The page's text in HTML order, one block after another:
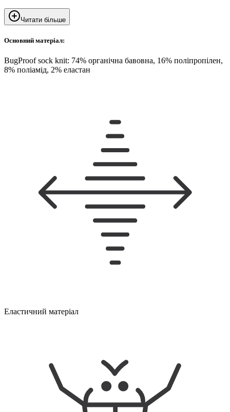
Читати більше
Основний матеріал:
BugProof sock knit: 74% органічна бавовна, 16% поліпропілен,
8% поліамід, 2% еластан
Еластичний матеріал